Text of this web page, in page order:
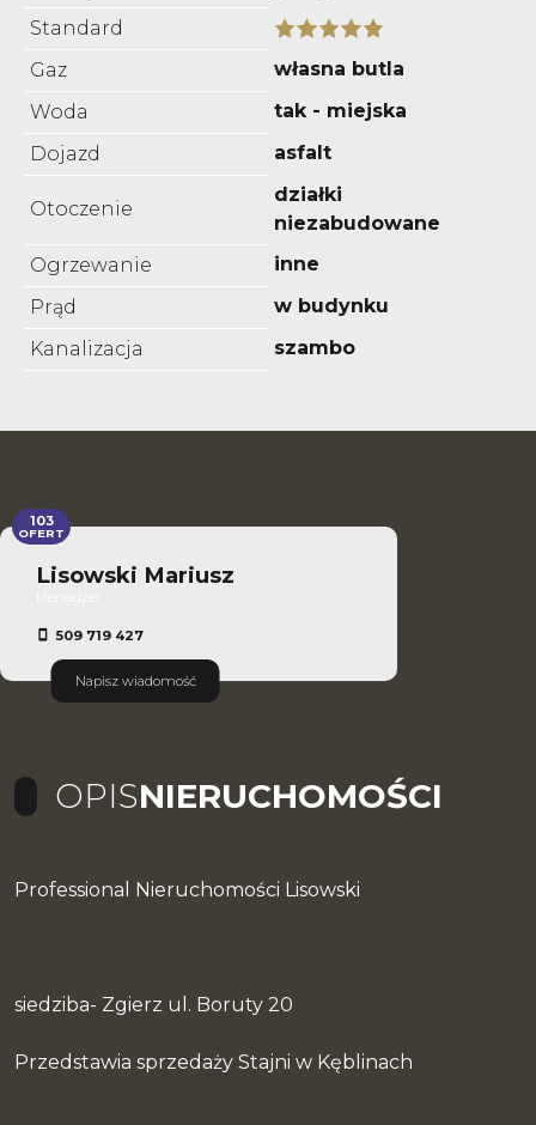
Standard
Gaz
własna butla
Woda
tak - miejska
Dojazd
asfalt
Otoczenie
działki
niezabudowane
Ogrzewanie
inne
Prąd
w budynku
Kanalizacja
szambo
Lisowski Mariusz
509 719 427
Napisz wiadomość
103
OFERT
OPISNIERUCHOMOŚCI
Professional Nieruchomości Lisowski
siedziba- Zgierz ul. Boruty 20
Przedstawia sprzedaży Stajni w Kęblinach